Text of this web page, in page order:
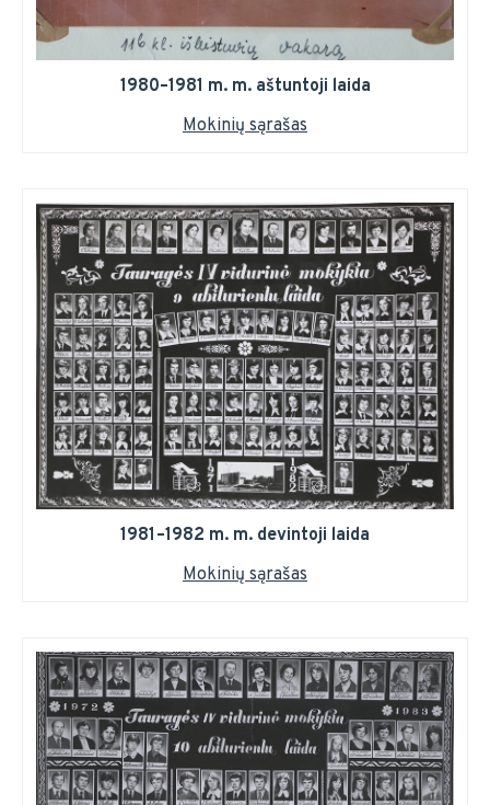
1980–1981 m. m. aštuntoji laida
Mokinių sąrašas
1981–1982 m. m. devintoji laida
Mokinių sąrašas